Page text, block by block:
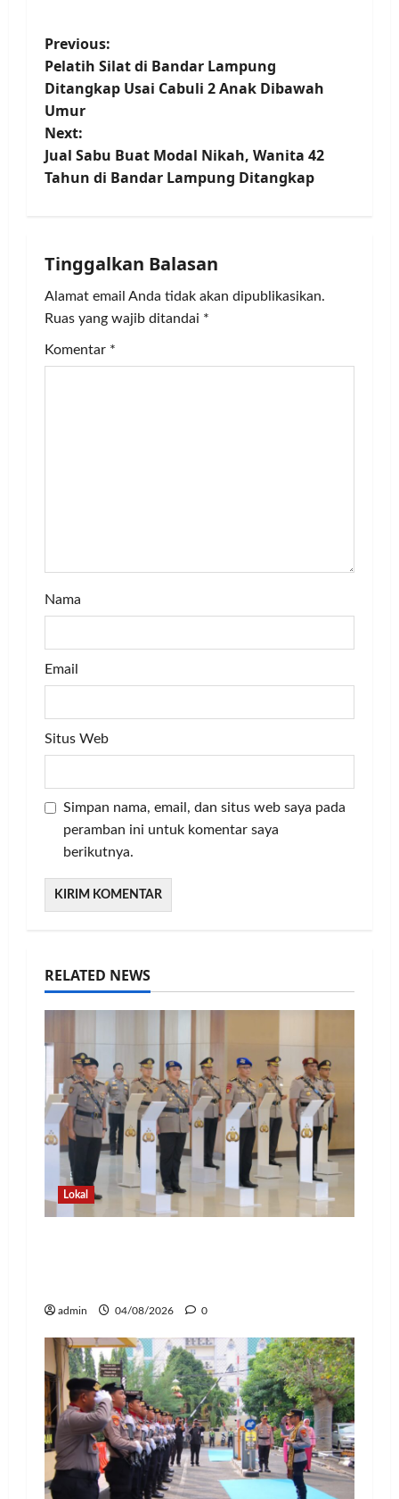
P
o
s
t
v
i
g
Previous:
Pelatih Silat di Bandar Lampung
Ditangkap Usai Cabuli 2 Anak Dibawah
Umur
Next:
Jual Sabu Buat Modal Nikah, Wanita 42
Tahun di Bandar Lampung Ditangkap
Tinggalkan Balasan
Alamat email Anda tidak akan dipublikasikan.
Ruas yang wajib ditandai *
Komentar *
Nama
Email
Situs Web
Simpan nama, email, dan situs web saya pada
peramban ini untuk komentar saya
berikutnya.
RELATED NEWS
Lokal
admin 04/08/2026 0